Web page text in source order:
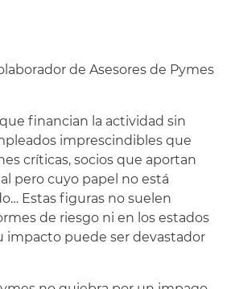
de Asesores de Pymes
financian la actividad sin
imprescindibles que
críticas, socios que aportan
pero cuyo papel no está
Estas figuras no suelen
de riesgo ni en los estados
impacto puede ser devastador